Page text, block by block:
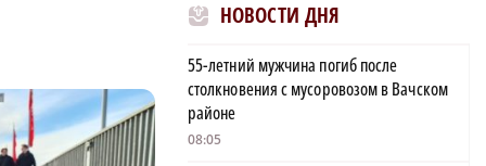
НОВОСТИ ДНЯ
55-летний мужчина погиб после
столкновения с мусоровозом в Вачском
районе
08:05